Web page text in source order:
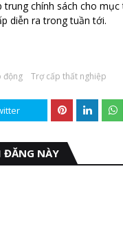
chính sách cho
diễn ra trong tuần tới.
động Trợ cấp thất nghiệp
ĐĂNG NÀY